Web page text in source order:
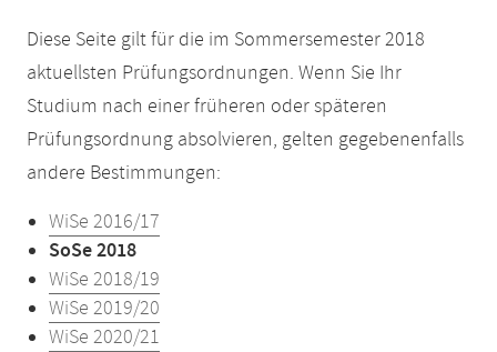
Diese Seite gilt für die im Sommersemester 2018
aktuellsten Prüfungsordnungen. Wenn Sie Ihr
Studium nach einer früheren oder späteren
Prüfungsordnung absolvieren, gelten gegebenenfalls
andere Bestimmungen:
WiSe 2016/17
SoSe 2018
WiSe 2018/19
WiSe 2019/20
WiSe 2020/21